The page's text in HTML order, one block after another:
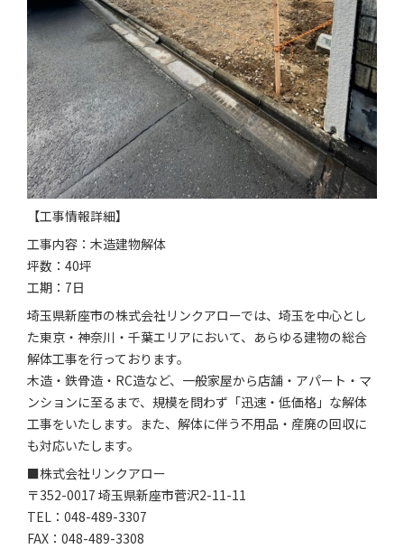
【工事情報詳細】
工事内容：木造建物解体
坪数：40坪
工期：7日
埼玉県新座市の株式会社リンクアローでは、埼玉を中心とし
た東京・神奈川・千葉エリアにおいて、あらゆる建物の総合
解体工事を行っております。
木造・鉄骨造・RC造など、一般家屋から店舗・アパート・マ
ンションに至るまで、規模を問わず「迅速・低価格」な解体
工事をいたします。また、解体に伴う不用品・産廃の回収に
も対応いたします。
■株式会社リンクアロー
〒352-0017 埼玉県新座市菅沢2-11-11
TEL：048-489-3307
FAX：048-489-3308